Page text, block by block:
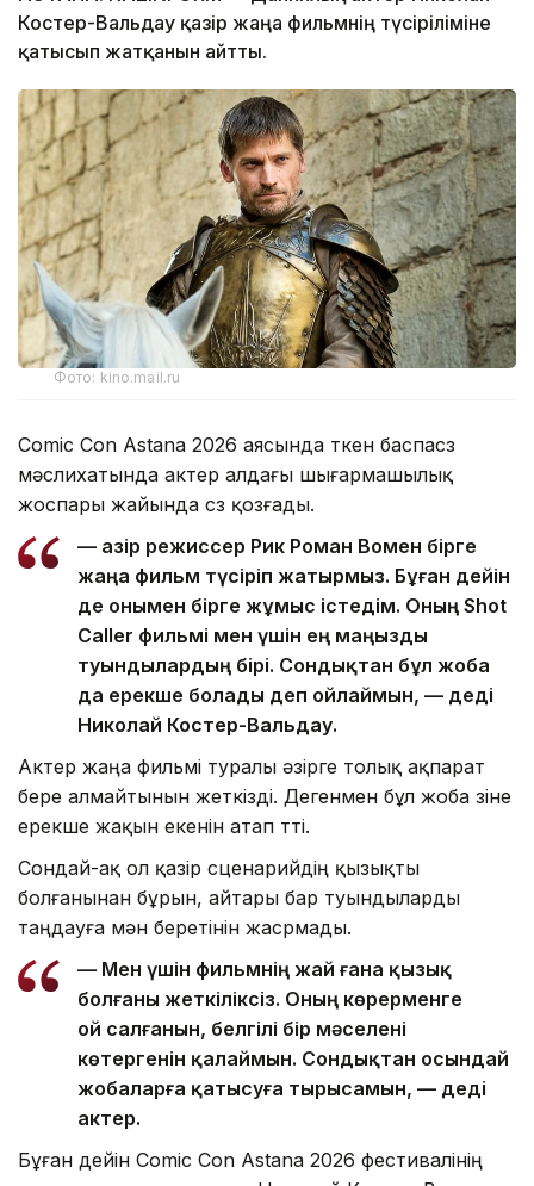
Костер-Вальдау қазір жаңа фильмнің түсіріліміне
қатысып жатқанын айтты.
Фото: kino.mail.ru
Comic Con Astana 2026 аясында өткен баспасөз
мәслихатында актер алдағы шығармашылық
жоспары жайында сөз қозғады.
— Қазір режиссер Рик Роман Вомен бірге
жаңа фильм түсіріп жатырмыз. Бұған дейін
де онымен бірге жұмыс істедім. Оның Shot
Caller фильмі мен үшін ең маңызды
туындылардың бірі. Сондықтан бұл жоба
да ерекше болады деп ойлаймын, — деді
Николай Костер-Вальдау.
Актер жаңа фильмі туралы әзірге толық ақпарат
бере алмайтынын жеткізді. Дегенмен бұл жоба өзіне
ерекше жақын екенін атап өтті.
Сондай-ақ ол қазір сценарийдің қызықты
болғанынан бұрын, айтары бар туындыларды
таңдауға мән беретінін жасрмады.
— Мен үшін фильмнің жай ғана қызық
болғаны жеткіліксіз. Оның көрерменге
ой салғанын, белгілі бір мәселені
көтергенін қалаймын. Сондықтан осындай
жобаларға қатысуға тырысамын, — деді
актер.
Бұған дейін Comic Con Astana 2026 фестивалінің